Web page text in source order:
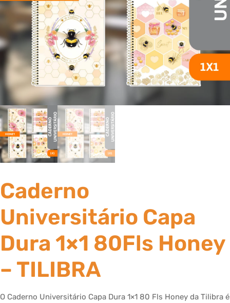
Caderno
Universitário Capa
Dura 1×1 80Fls Honey
– TILIBRA
O Caderno Universitário Capa Dura 1×1 80 Fls Honey da Tilibra é